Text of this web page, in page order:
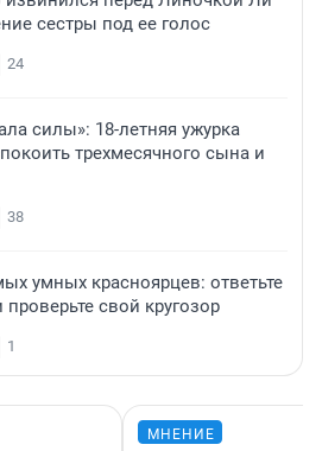
сестры под ее голос
24
силы»: 18-летняя ужурка
трехмесячного сына и
38
умных красноярцев: ответьте
проверьте свой кругозор
1
МНЕНИЕ